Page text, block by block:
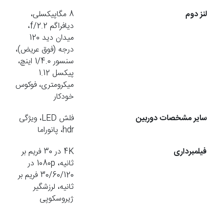
لنز دوم
8 مگاپیکسلی،
دیافراگم f/2.2،
میدان دید 120
درجه (فوق عریض)،
سنسور 1/4.0 اینچ،
پیکسل 1.12
میکرومتری، فوکوس
خودکار
سایر مشخصات دوربین
فلش LED، ویژگی
hdr، پانوراما
فیلمبرداری
4K در 30 فریم بر
ثانیه، 1080p در
30/60/120 فریم بر
ثانیه، لرزشگیر
ژیروسکوپی